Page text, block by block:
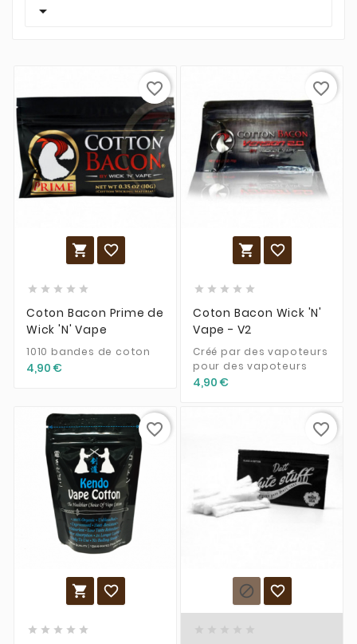

 
    
Coton Bacon Prime de
Wick 'N' Vape
1010 bandes de coton
4,90 €
favorite_border
 
    
Coton Bacon Wick 'N'
Vape - V2
Créé par des vapoteurs
pour des vapoteurs
4,90 €
favorite_border
 
    
favorite_border
 
favorite_border